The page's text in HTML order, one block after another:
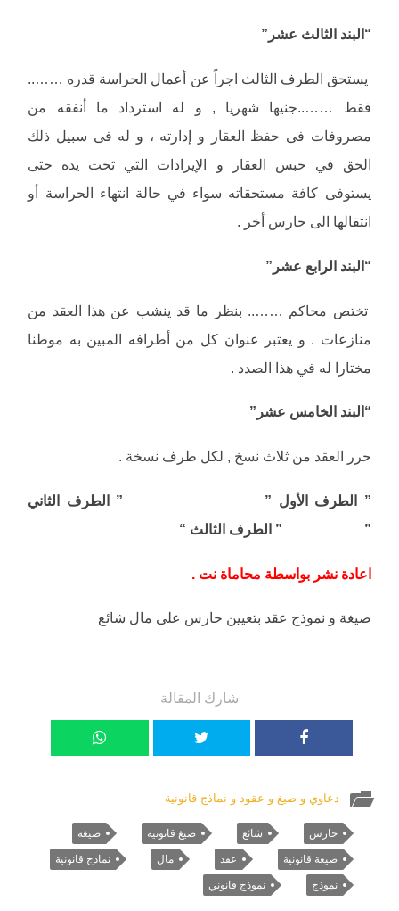
“البند الثالث عشر”
يستحق الطرف الثالث اجراً عن أعمال الحراسة قدره ……..
فقط ……..جنيها شهريا , و له استرداد ما أنفقه من
مصروفات فى حفظ العقار و إدارته ، و له فى سبيل ذلك
الحق في حبس العقار و الإيرادات التي تحت يده حتى
يستوفى كافة مستحقاته سواء في حالة انتهاء الحراسة أو
انتقالها الى حارس أخر .
“البند الرابع عشر”
تختص محاكم …….. بنظر ما قد ينشب عن هذا العقد من
منازعات . و يعتبر عنوان كل من أطرافه المبين به موطنا
مختارا له في هذا الصدد .
“البند الخامس عشر”
حرر العقد من ثلاث نسخ , لكل طرف نسخة .
” الطرف الأول ” ” الطرف الثاني
” ” الطرف الثالث “
اعادة نشر بواسطة محاماة نت .
صيغة و نموذج عقد بتعيين حارس على مال شائع
شارك المقالة
دعاوي و صيغ و عقود و نماذج قانونية
حارس شائع صيغ قانونية صيغة
صيغة قانونية عقد مال نماذج قانونية
نموذج نموذج قانوني